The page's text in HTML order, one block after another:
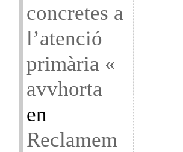
concretes a
l’atenció
primària «
avvhorta
en
Reclamem